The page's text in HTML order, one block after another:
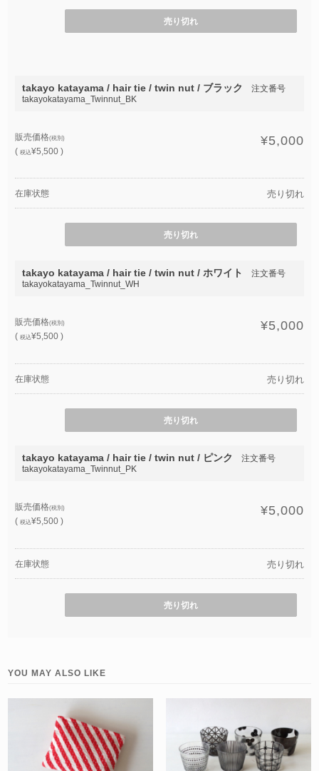
売り切れ
takayo katayama / hair tie / twin nut / ブラック
注文番号
takayokatayama_Twinnut_BK
販売価格(税別)
(税込¥5,500 )
¥5,000
在庫状態 売り切れ
売り切れ
takayo katayama / hair tie / twin nut / ホワイト
注文番号
takayokatayama_Twinnut_WH
販売価格(税別)
(税込¥5,500 )
¥5,000
在庫状態 売り切れ
売り切れ
takayo katayama / hair tie / twin nut / ピンク
注文番号
takayokatayama_Twinnut_PK
販売価格(税別)
(税込¥5,500 )
¥5,000
在庫状態 売り切れ
売り切れ
YOU MAY ALSO LIKE